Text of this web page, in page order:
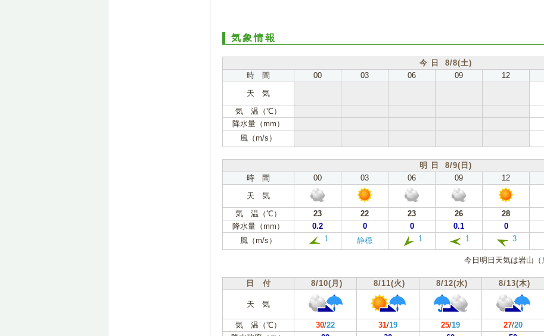
気象情報
今 日 8/8(土)
時 間
00 03 06 09 12
天 気
気 温（℃）
降水量（mm）
風（m/s）
明 日 8/9(日)
時 間
00 03 06 09 12
天 気
気 温（℃）
23 22 23 26 28
降水量（mm）
0.2 0 0 0.1 0
風（m/s）
1 静穏 1 1 3
今日明日天気は岩山（
日 付 8/10(月) 8/11(火) 8/12(水) 8/13(木)
天 気
気 温（℃） 30/22 31/19 25/19 27/20